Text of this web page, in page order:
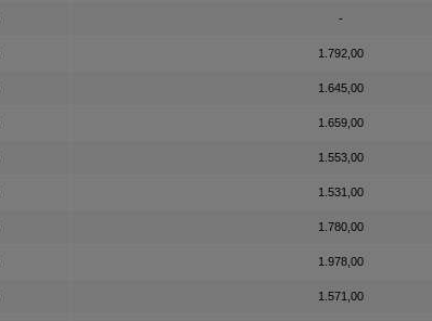
-
1.792,00
1.645,00
1.659,00
1.553,00
1.531,00
1.780,00
1.978,00
1.571,00